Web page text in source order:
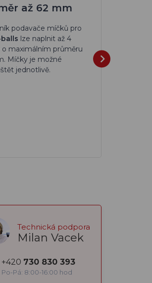
až 62 mm
podavače míčků pro
lze naplnit až 4
o maximálním průměru
Míčky je možné
jednotlivě.
Technická podpora
Milan Vacek
+420 730 830 393
Po-Pá: 8:00-16:00 hod